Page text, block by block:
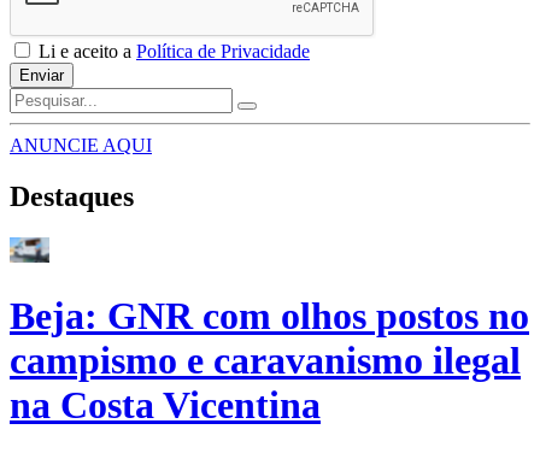
Li e aceito a Política de Privacidade
Enviar
ANUNCIE AQUI
Destaques
Beja: GNR com olhos postos no
campismo e caravanismo ilegal
na Costa Vicentina